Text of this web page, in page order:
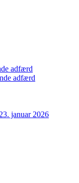
adfærd
adfærd
januar 2026